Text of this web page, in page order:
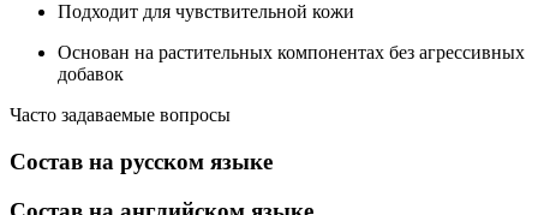
Подходит для чувствительной кожи
Основан на растительных компонентах без агрессивных
добавок
Часто задаваемые вопросы
Состав на русском языке